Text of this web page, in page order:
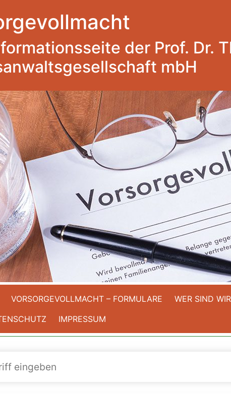
der Prof. Dr.
mbH
VORSORGEVOLLMACHT – FORMULARE WER SIND
IMPRESSUM